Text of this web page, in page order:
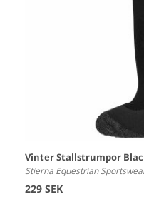
Vinter Stallstrumpor
Stierna Equestrian
229 SEK